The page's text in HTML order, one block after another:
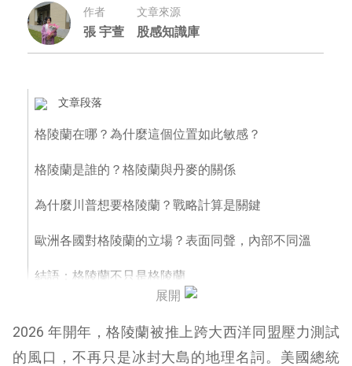
作者
張 宇萱
文章來源
股感知識庫
文章段落
格陵蘭在哪？為什麼這個位置如此敏感？
格陵蘭是誰的？格陵蘭與丹麥的關係
為什麼川普想要格陵蘭？戰略計算是關鍵
歐洲各國對格陵蘭的立場？表面同聲，內部不同溫
結語：格陵蘭不只是格陵蘭
展開
2026 年開年，格陵蘭被推上跨大西洋同盟壓力測試
的風口，不再只是冰封大島的地理名詞。美國總統